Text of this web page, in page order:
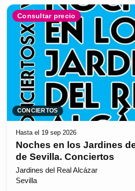
Consultar precio
CONCIERTOS
Hasta el 19 sep 2026
Noches en los Jardines
de Sevilla. Conciertos
Jardines del Real Alcázar
Sevilla